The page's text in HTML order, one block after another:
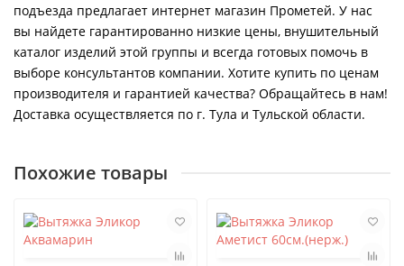
подъезда предлагает интернет магазин Прометей. У нас
вы найдете гарантированно низкие цены, внушительный
каталог изделий этой группы и всегда готовых помочь в
выборе консультантов компании. Хотите купить по ценам
производителя и гарантией качества? Обращайтесь в нам!
Доставка осуществляется по г. Тула и Тульской области.
Похожие товары